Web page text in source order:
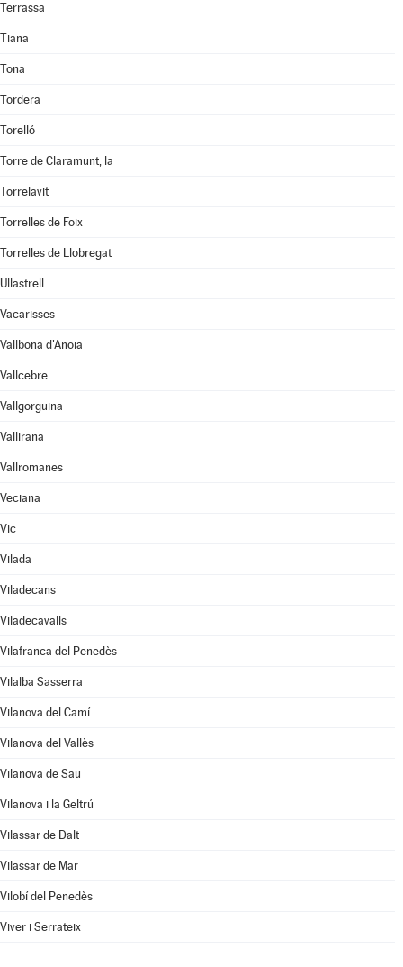
Terrassa
Tiana
Tona
Tordera
Torelló
Torre de Claramunt, la
Torrelavit
Torrelles de Foix
Torrelles de Llobregat
Ullastrell
Vacarisses
Vallbona d'Anoia
Vallcebre
Vallgorguina
Vallirana
Vallromanes
Veciana
Vic
Vilada
Viladecans
Viladecavalls
Vilafranca del Penedès
Vilalba Sasserra
Vilanova del Camí
Vilanova del Vallès
Vilanova de Sau
Vilanova i la Geltrú
Vilassar de Dalt
Vilassar de Mar
Vilobí del Penedès
Viver i Serrateix